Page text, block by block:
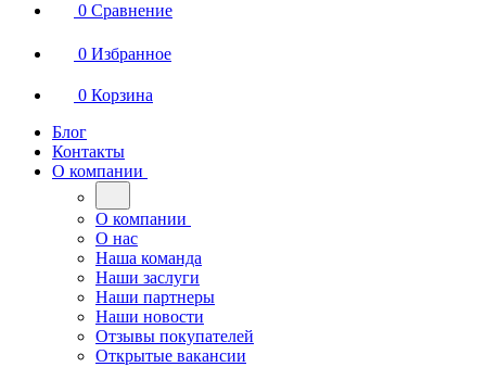
0 Сравнение
0 Избранное
0 Корзина
Блог
Контакты
О компании
О компании
О нас
Наша команда
Наши заслуги
Наши партнеры
Наши новости
Отзывы покупателей
Открытые вакансии